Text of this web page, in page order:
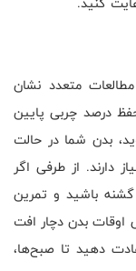
متعدد نشان
درصد چربی پایین
بدن شما در حالت
دارند. از طرفی اگر
باشید و تمرین
اوقات بدن دچار افت
دهید تا صبح‌ها،